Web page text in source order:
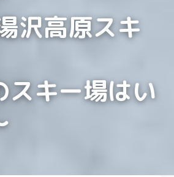
沢高原スキ
スキー場はい